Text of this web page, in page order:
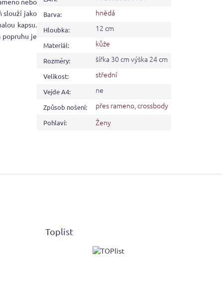
slouží jako
kapsu.
popruhu je
Barva: hnědá
Hloubka: 12 cm
Materiál: kůže
Rozměry: šířka 30 cm výška 24 cm
Velikost: střední
Vejde A4: ne
Způsob nošení: přes rameno,crossbody
Pohlaví: Ženy
Toplist